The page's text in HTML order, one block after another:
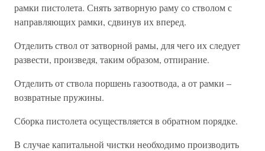
рамки пистолета. Снять затворную раму со стволом с
направляющих рамки, сдвинув их вперед.
Отделить ствол от затворной рамы, для чего их следует
развести, произведя, таким образом, отпирание.
Отделить от ствола поршень газоотвода, а от рамки –
возвратные пружины.
Сборка пистолета осуществляется в обратном порядке.
В случае капитальной чистки необходимо производить